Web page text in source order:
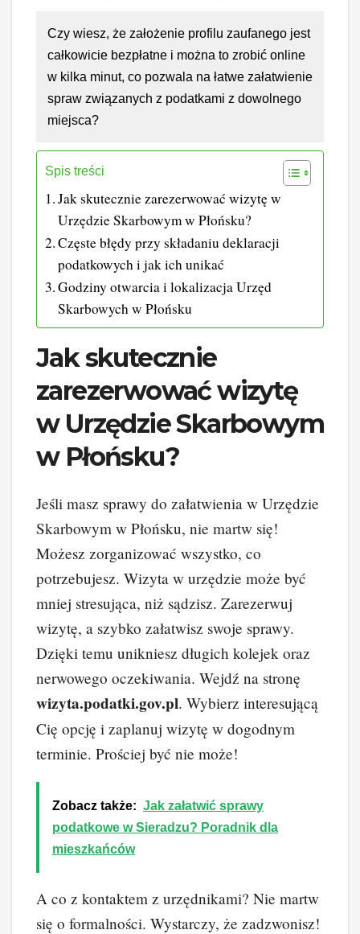
Czy wiesz, że założenie profilu zaufanego jest
całkowicie bezpłatne i można to zrobić online
w kilka minut, co pozwala na łatwe załatwienie
spraw związanych z podatkami z dowolnego
miejsca?
Spis treści
Jak skutecznie zarezerwować wizytę w
Urzędzie Skarbowym w Płońsku?
Częste błędy przy składaniu deklaracji
podatkowych i jak ich unikać
Godziny otwarcia i lokalizacja Urzęd
Skarbowych w Płońsku
Jak skutecznie
zarezerwować wizytę
w Urzędzie Skarbowym
w Płońsku?
Jeśli masz sprawy do załatwienia w Urzędzie
Skarbowym w Płońsku, nie martw się!
Możesz zorganizować wszystko, co
potrzebujesz. Wizyta w urzędzie może być
mniej stresująca, niż sądzisz. Zarezerwuj
wizytę, a szybko załatwisz swoje sprawy.
Dzięki temu unikniesz długich kolejek oraz
nerwowego oczekiwania. Wejdź na stronę
wizyta.podatki.gov.pl. Wybierz interesującą
Cię opcję i zaplanuj wizytę w dogodnym
terminie. Prościej być nie może!
Zobacz także: Jak załatwić sprawy
podatkowe w Sieradzu? Poradnik dla
mieszkańców
A co z kontaktem z urzędnikami? Nie martw
się o formalności. Wystarczy, że zadzwonisz!